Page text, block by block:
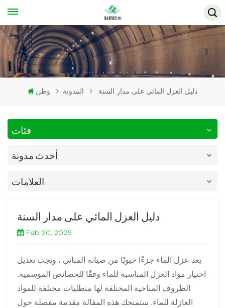
وطن المدونة دليل العزل المائي على مدار السنة
فئات
أحدث مدونة
العلامات
دليل العزل المائي على مدار السنة
Feb 20, 2025
يعد عزل الماء جزءًا حيويًا من صيانة المباني ، ويجب تعديل
اختيار مواد العزل المناسبة للماء وفقًا للخصائص الموسمية.
الظروف المناخية المختلفة لها متطلبات مختلفة للمواد
العازلة للماء. ستمنحك هذه المقالة مقدمة مفصلة حول